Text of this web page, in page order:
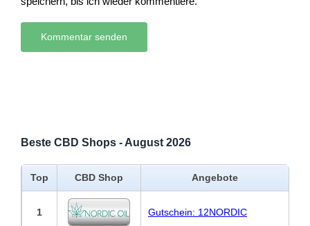
Beste CBD Shops - August 2026
Top CBD Shop Angebote
1 Gutschein: 12NORDIC